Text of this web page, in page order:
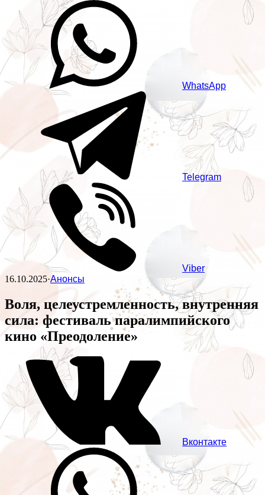
WhatsApp
Telegram
Viber
16.10.2025·Анонсы
Воля, целеустремленность, внутренняя
сила: фестиваль паралимпийского
кино «Преодоление»
Вконтакте